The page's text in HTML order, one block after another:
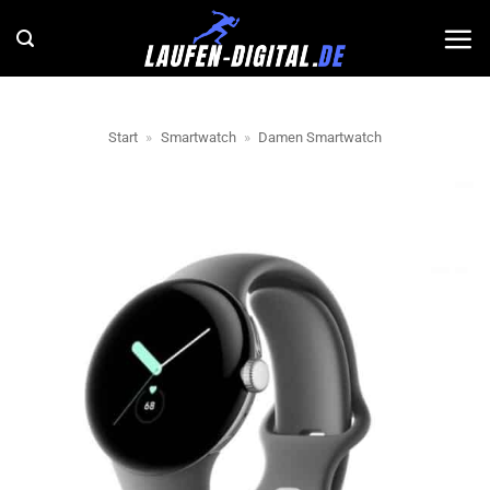
Inhalt
springen
Start » Smartwatch » Damen Smartwatch